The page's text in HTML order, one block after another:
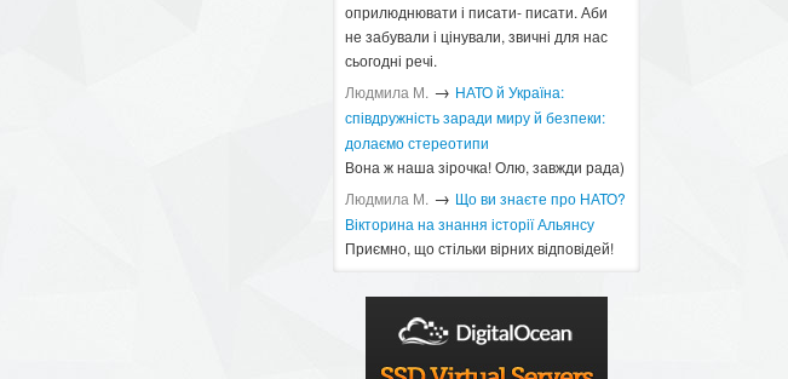
оприлюднювати і писати- писати. Аби
не забували і цінували, звичні для нас
сьогодні речі.
Людмила М. → ​НАТО й Україна:
співдружність заради миру й безпеки:
долаємо стереотипи
Вона ж наша зірочка! Олю, завжди рада)
Людмила М. → Що ви знаєте про НАТО?
Вікторина на знання історії Альянсу ​
Приємно, що стільки вірних відповідей!